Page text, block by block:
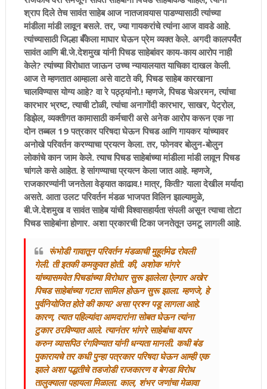
श्राप दिले तेच सावंत साहेब आज नातजावयास पाडण्यासाठी त्यांच्या
मांडीला मांडी लावून बसले. तर, ज्या गायकरांचे त्यांना आज वावडे आहे.
त्यांच्यासाठी जिल्हा बँकेला माघार घेऊन प्रेम व्यक्त केले. अगदी कालपर्यंत
सावंत आणि बी.जे.देशमुख यांनी पिचड साहेबांवर काय-काय आरोप नाही
केले? त्यांच्या विरोधात जाऊन उच्च न्यायालयात याचिका दाखल केली.
आज ते म्हणतात आम्हाला असे वाटते की, पिचड साहेब कारखाना
चालविण्यास योग्य आहे? वा रे पठ्ठ्यांनो.! म्हणजे, पिचड चेअरमन, त्यांचा
कारभार भ्रष्ट, त्याची टोळी, त्यांचा अनागोंदी कारभार, साखर, पेट्रोल,
डिझेल, व्यक्तीगत कामासाठी कर्मचारी असे अनेक आरोप करून एक ना
दोन तब्बल 19 पत्रकार परिषदा घेऊन पिचड आणि गायकर यांच्यावर
अनोखे परिवर्तन करण्याचा प्रयत्न केला. तर, फोनवर बोलुन-बोेलुन
लोकांचे कान जाम केले. त्याच पिचड साहेबांच्या मांडीला मांडी लावून पिचड
चांगले कसे आहेत. हे सांगण्याचा प्रयत्न केला जात आहे. म्हणजे,
राजकारण्यांनी जनतेला वेड्यात काढाव.! मात्र, किती? याला देखील मर्यादा
असते. आता उलट परिवर्तन मंडळ भाजपत विलिन झाल्यामुळे,
बी.जे.देशमुख व सावंत साहेब यांची विश्वासहार्यता संपली असून त्याचा तोटा
पिचड साहेबांना होणार. अशा प्रकारची टिका जनतेतून उमटू लागली आहे.
रूंभोडी गावातून परिवर्तन मंडळाची मुहूर्तमेढ रोवली
गेली. ती इतकी कमकुवत होती. की, अशोक भांगरे
यांच्यासमवेत पिचडांच्या विरोधार सुरू झालेला ऐल्गार अखेर
पिचड साहेबांच्या गटात सामिल होऊन सुरू झाला. म्हणजे, हे
पुर्वनियोजित होते की काय? असा प्रश्न पडू लागला आहे.
कारण, त्यात पहिल्यांदा आमदारांना सोबत घेऊन त्यांना
टुकार ठरविण्यात आले. त्यानंतर भांगरे साहेबांचा वापर
करुन व्यासपिठ रंगविण्यात यांनी धन्यता मानली. कधी बंड
पुकारायचे तर कधी पुन्हा पत्रकार परिषदा घेऊन आम्ही एक
झाले अशा पद्धतीचे तडजोडी राजकारण व बेगडा विरोध
तालुक्याला पहायला मिळाला. काल, शंभर जणांचा मेळावा